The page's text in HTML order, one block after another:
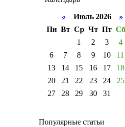
«Июль 2026 »
Пн Вт Ср Чт Пт Сб
1
2 3 4
6
7 8 9 10 11
13
14 15 16 17 18
20
21 22 23 24 25
27
28 29 30 31
Популярные статьи